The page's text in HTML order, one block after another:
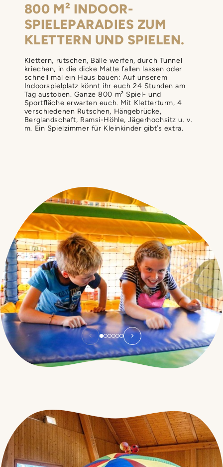
800 M² INDOOR­
SPIELEPARADIES ZUM
KLETTERN UND SPIELEN.
Klettern, rutschen, Bälle werfen, durch Tunnel
kriechen, in die dicke Matte fallen lassen oder
schnell mal ein Haus bauen: Auf unserem
Indoorspielplatz könnt ihr euch 24 Stunden am
Tag austoben. Ganze 800 m² Spiel- und
Sportfläche erwarten euch. Mit Kletterturm, 4
verschiedenen Rutschen, Hängebrücke,
Berglandschaft, Ramsi-Höhle, Jägerhochsitz u. v.
m. Ein Spielzimmer für Kleinkinder gibt’s extra.